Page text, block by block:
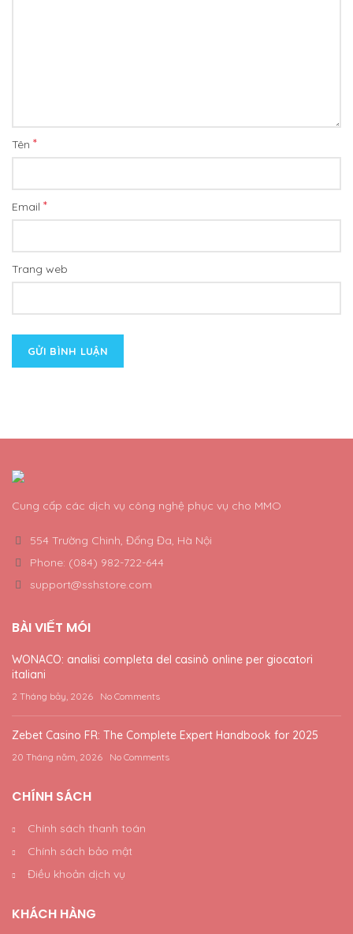
Tên *
Email *
Trang web
Cung cấp các dịch vụ công nghệ phục vụ cho MMO
554 Trường Chinh, Đống Đa, Hà Nội
Phone: (084) 982-722-644
support@sshstore.com
BÀI VIẾT MÓI
WONACO: analisi completa del casinò online per giocatori
italiani
2 Tháng bảy, 2026 No Comments
Zebet Casino FR: The Complete Expert Handbook for 2025
20 Tháng năm, 2026 No Comments
CHÍNH SÁCH
Chính sách thanh toán
Chính sách bảo mật
Điều khoản dịch vụ
KHÁCH HÀNG